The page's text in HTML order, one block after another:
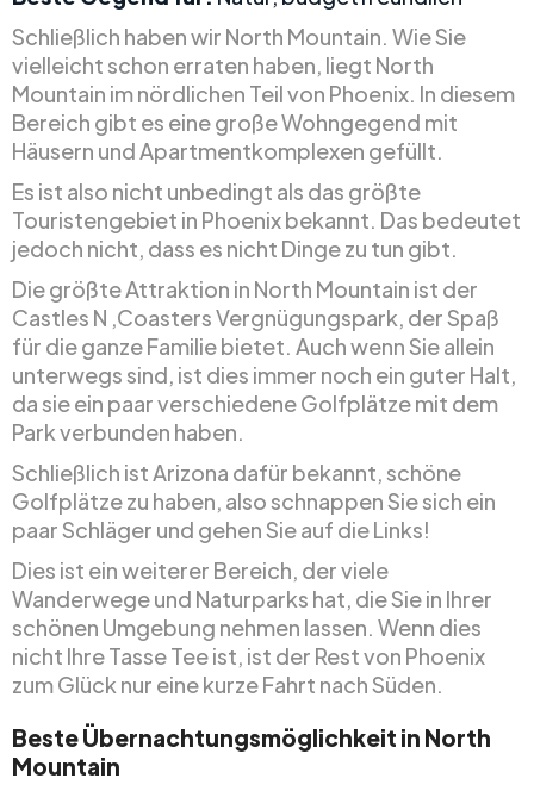
Schließlich haben wir North Mountain. Wie Sie
vielleicht schon erraten haben, liegt North
Mountain im nördlichen Teil von Phoenix. In diesem
Bereich gibt es eine große Wohngegend mit
Häusern und Apartmentkomplexen gefüllt.
Es ist also nicht unbedingt als das größte
Touristengebiet in Phoenix bekannt. Das bedeutet
jedoch nicht, dass es nicht Dinge zu tun gibt.
Die größte Attraktion in North Mountain ist der
Castles N ‚Coasters Vergnügungspark, der Spaß
für die ganze Familie bietet. Auch wenn Sie allein
unterwegs sind, ist dies immer noch ein guter Halt,
da sie ein paar verschiedene Golfplätze mit dem
Park verbunden haben.
Schließlich ist Arizona dafür bekannt, schöne
Golfplätze zu haben, also schnappen Sie sich ein
paar Schläger und gehen Sie auf die Links!
Dies ist ein weiterer Bereich, der viele
Wanderwege und Naturparks hat, die Sie in Ihrer
schönen Umgebung nehmen lassen. Wenn dies
nicht Ihre Tasse Tee ist, ist der Rest von Phoenix
zum Glück nur eine kurze Fahrt nach Süden.
Beste Übernachtungsmöglichkeit in North
Mountain